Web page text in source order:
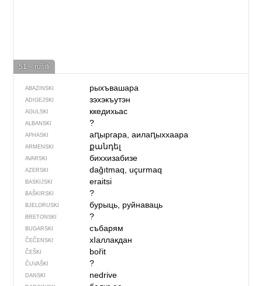
51 – rušiti
ABAZINSKI рыхъвашара
ADIGEJSKI зэхэкъутэн
AGULSKI ккедихьас
ALBANSKI ?
APHASKI аԥыргара, аилаԥыххаара
ARMENSKI քանդել
AVARSKI биххизабизе
AZERSKI dağıtmaq, uçurmaq
BASKIJSKI eraitsi
BAŠKIRSKI ?
BJELORUSKI бурыць, руйнаваць
BRETONSKI ?
BUGARSKI събарям
ČEČENSKI хIаллакдан
ČEŠKI bořit
ČUVAŠKI ?
DANSKI nedrive